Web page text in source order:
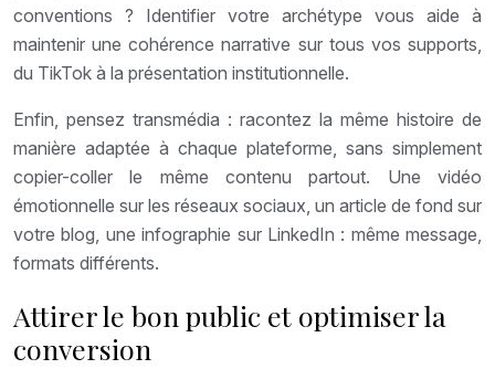
conventions ? Identifier votre archétype vous aide à
maintenir une cohérence narrative sur tous vos supports,
du TikTok à la présentation institutionnelle.
Enfin, pensez transmédia : racontez la même histoire de
manière adaptée à chaque plateforme, sans simplement
copier-coller le même contenu partout. Une vidéo
émotionnelle sur les réseaux sociaux, un article de fond sur
votre blog, une infographie sur LinkedIn : même message,
formats différents.
Attirer le bon public et optimiser la
conversion